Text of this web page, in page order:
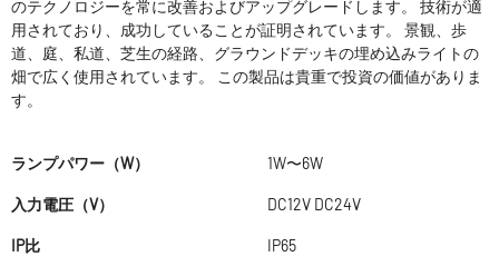
のテクノロジーを常に改善およびアップグレードします。 技術が適
用されており、成功していることが証明されています。 景観、歩
道、庭、私道、芝生の経路、グラウンドデッキの埋め込みライトの
畑で広く使用されています。 この製品は貴重で投資の価値がありま
す。
ランプパワー（W） 1W〜6W
入力電圧（V） DC12V DC24V
IP比 IP65